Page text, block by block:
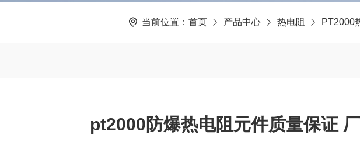
当前位置： 首页 产品中心 热电阻 PT2000
pt2000